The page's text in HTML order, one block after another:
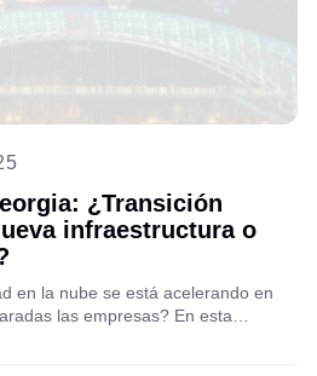
¿Transición
infraestructura o
en la nube se está acelerando en
las empresas? En esta